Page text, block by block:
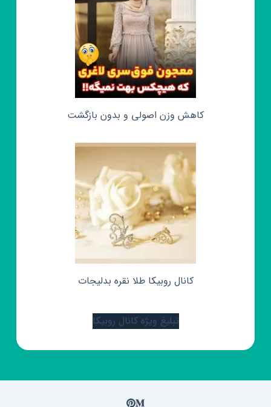
کاهش وزن اصولی و بدون بازگشت
کانال روبیکا طلا نقره بدلیجات
تبلیغ ویژه کانال روبیکا